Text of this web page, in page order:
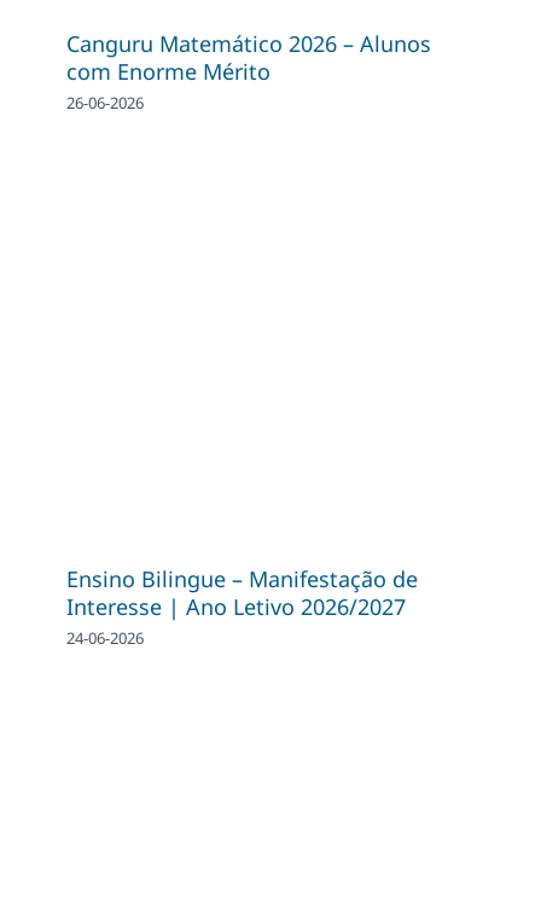
Canguru Matemático 2026 – Alunos
com Enorme Mérito
26-06-2026
Ensino Bilingue – Manifestação de
Interesse | Ano Letivo 2026/2027
24-06-2026